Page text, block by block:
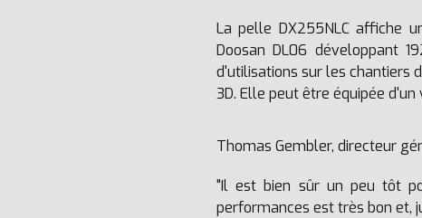
La pelle DX255NLC affiche
Doosan DL06 développant
d'utilisations sur les chantiers
3D. Elle peut être équipée
Thomas Gembler, directeur
"Il est bien sûr un peu tôt
performances est très bon et,